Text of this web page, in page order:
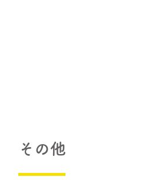
その他